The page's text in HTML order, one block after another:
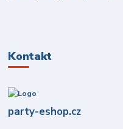
Kontakt
party-eshop.cz